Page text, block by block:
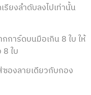
รียงลำดับลงไปเท่านั้น
การ์ดบนมือเกิน 8 ใบ ให้
ใบ
ซองลายเดียวกับกอง